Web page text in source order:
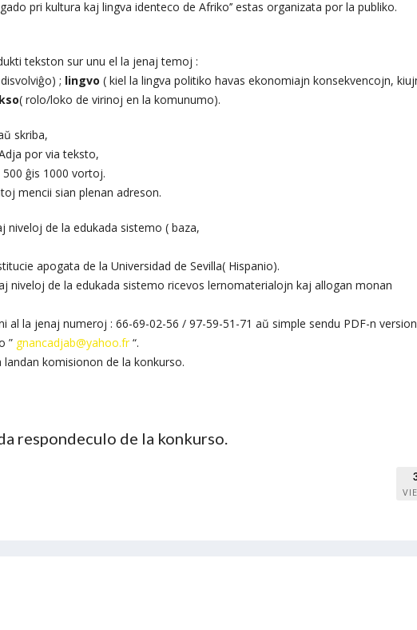
pri kultura kaj lingva identeco de Afriko’’ estas organizata por la publiko.
tekston sur unu el la jenaj temoj :
; lingvo ( kiel la lingva politiko havas ekonomiajn konsekvencojn,
( rolo/loko de virinoj en la komunumo).
skriba,
por via teksto,
ĝis 1000 vortoj.
mencii sian plenan adreson.
niveloj de la edukada sistemo ( baza,
apogata de la Universidad de Sevilla( Hispanio).
niveloj de la edukada sistemo ricevos lernomaterialojn kaj allogan monan
al la jenaj numeroj : 66-69-02-56 / 97-59-51-71 aŭ simple sendu PDF-n
” gnancadjab@yahoo.fr“.
komisionon de la konkurso.
respondeculo de la konkurso.